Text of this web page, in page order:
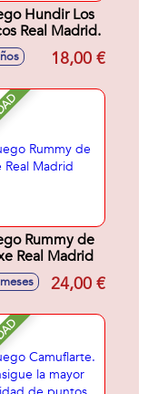
Hundir Los
Real Madrid.
18,00 €
Rummy de
Real Madrid
24,00 €